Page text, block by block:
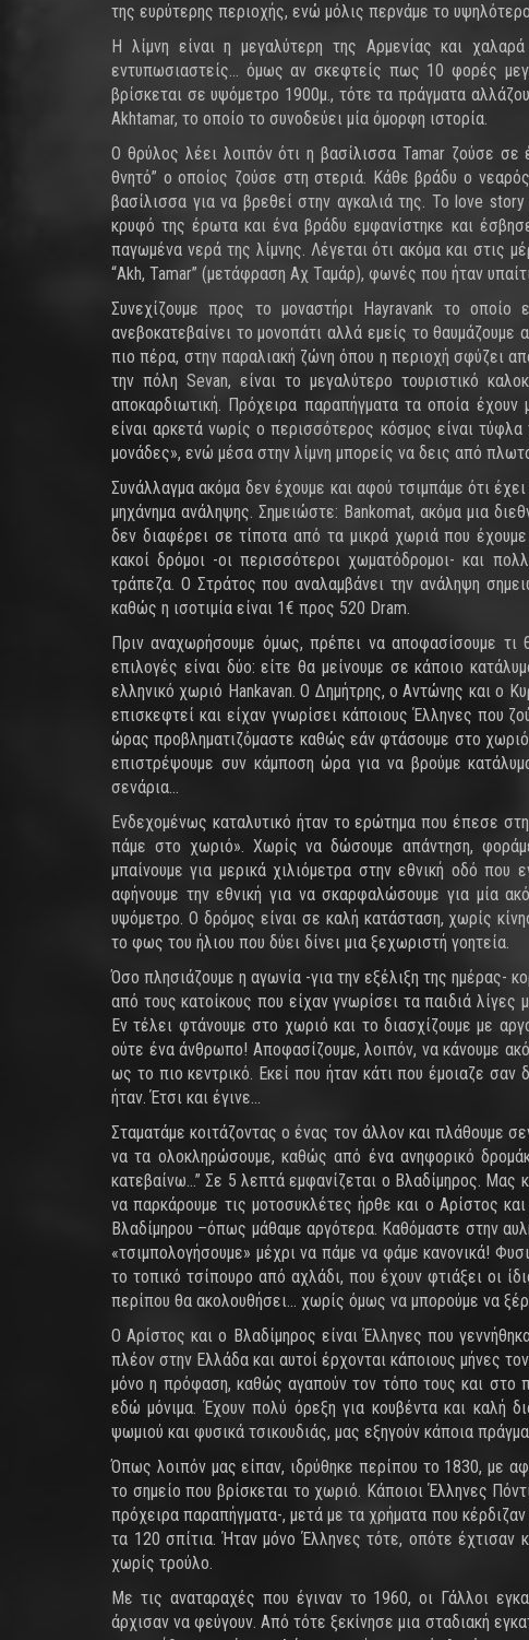
της ευρύτερης περιοχής, ενώ μόλις περνάμε το
Η λίμνη είναι η μεγαλύτερη της Αρμενίας και
εντυπωσιαστείς… όμως αν σκεφτείς πως 10 φορές
βρίσκεται σε υψόμετρο 1900μ., τότε τα πράγματα
Akhtamar, το οποίο το συνοδεύει μία όμορφη ιστορία.
Ο θρύλος λέει λοιπόν ότι η βασίλισσα Tamar ζούσε σε
θνητό” ο οποίος ζούσε στη στεριά. Κάθε βράδυ ο
βασίλισσα για να βρεθεί στην αγκαλιά της. Το love
κρυφό της έρωτα και ένα βράδυ εμφανίστηκε και
παγωμένα νερά της λίμνης. Λέγεται ότι ακόμα και στις
“Akh, Tamar” (μετάφραση Αχ Ταμάρ), φωνές που ήταν
Συνεχίζουμε προς το μοναστήρι Hayravank το
ανεβοκατεβαίνει το μονοπάτι αλλά εμείς το
πιο πέρα, στην παραλιακή ζώνη όπου η περιοχή σφύζει
την πόλη Sevan, είναι το μεγαλύτερο τουριστικό
αποκαρδιωτική. Πρόχειρα παραπήγματα τα οποία έχουν
είναι αρκετά νωρίς ο περισσότερος κόσμος είναι
μονάδες», ενώ μέσα στην λίμνη μπορείς να δεις από
Συνάλλαγμα ακόμα δεν έχουμε και αφού τσιμπάμε ότι
μηχάνημα ανάληψης. Σημειώστε: Bankomat, ακόμα μια
δεν διαφέρει σε τίποτα από τα μικρά χωριά που
κακοί δρόμοι -οι περισσότεροι χωματόδρομοι- και
τράπεζα. Ο Στράτος που αναλαμβάνει την ανάληψη
καθώς η ισοτιμία είναι 1€ προς 520 Dram.
Πριν αναχωρήσουμε όμως, πρέπει να αποφασίσουμε τι
επιλογές είναι δύο: είτε θα μείνουμε σε κάποιο
ελληνικό χωριό Hankavan. Ο Δημήτρης, ο Αντώνης και ο
επισκεφτεί και είχαν γνωρίσει κάποιους Έλληνες που
ώρας προβληματιζόμαστε καθώς εάν φτάσουμε στο
επιστρέψουμε συν κάμποση ώρα για να βρούμε
σενάρια…
Ενδεχομένως καταλυτικό ήταν το ερώτημα που έπεσε
πάμε στο χωριό». Χωρίς να δώσουμε απάντηση,
μπαίνουμε για μερικά χιλιόμετρα στην εθνική οδό
αφήνουμε την εθνική για να σκαρφαλώσουμε για μία
υψόμετρο. Ο δρόμος είναι σε καλή κατάσταση, χωρίς
το φως του ήλιου που δύει δίνει μια ξεχωριστή γοητεία.
Όσο πλησιάζουμε η αγωνία -για την εξέλιξη της ημέρας-
από τους κατοίκους που είχαν γνωρίσει τα παιδιά λίγες
Εν τέλει φτάνουμε στο χωριό και το διασχίζουμε με
ούτε ένα άνθρωπο! Αποφασίζουμε, λοιπόν, να κάνουμε
ως το πιο κεντρικό. Εκεί που ήταν κάτι που έμοιαζε σαν
ήταν. Έτσι και έγινε…
Σταματάμε κοιτάζοντας ο ένας τον άλλον και πλάθουμε
να τα ολοκληρώσουμε, καθώς από ένα ανηφορικό
κατεβαίνω…” Σε 5 λεπτά εμφανίζεται ο Βλαδίμηρος.
να παρκάρουμε τις μοτοσυκλέτες ήρθε και ο Αρίστος
Βλαδίμηρου –όπως μάθαμε αργότερα. Καθόμαστε στην
«τσιμπολογήσουμε» μέχρι να πάμε να φάμε κανονικά!
το τοπικό τσίπουρο από αχλάδι, που έχουν φτιάξει οι
περίπου θα ακολουθήσει… χωρίς όμως να μπορούμε να
Ο Αρίστος και ο Βλαδίμηρος είναι Έλληνες που
πλέον στην Ελλάδα και αυτοί έρχονται κάποιους μήνες
μόνο η πρόφαση, καθώς αγαπούν τον τόπο τους και στο
εδώ μόνιμα. Έχουν πολύ όρεξη για κουβέντα και καλή
ψωμιού και φυσικά τσικουδιάς, μας εξηγούν κάποια
Όπως λοιπόν μας είπαν, ιδρύθηκε περίπου το 1830, με
το σημείο που βρίσκεται το χωριό. Κάποιοι Έλληνες
πρόχειρα παραπήγματα-, μετά με τα χρήματα που
τα 120 σπίτια. Ήταν μόνο Έλληνες τότε, οπότε έχτισαν
χωρίς τρούλο.
Με τις αναταραχές που έγιναν το 1960, οι Γάλλοι
άρχισαν να φεύγουν. Από τότε ξεκίνησε μια σταδιακή